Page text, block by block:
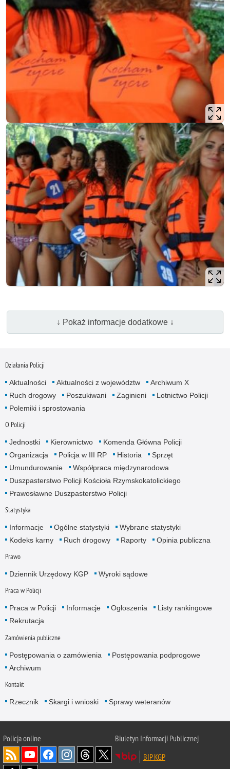
↓ Pokaż informacje dodatkowe ↓
Działania Policji
Aktualności Aktualności z województw
Archiwum X
Ruch drogowy
Poszukiwani Zaginieni
Lotnictwo Policji
Polemiki i sprostowania
O Policji
Jednostki Kierownictwo
Komenda Główna Policji
Organizacja
Policja w III RP Historia
Sprzęt
Umundurowanie
Współpraca międzynarodowa
Duszpasterstwo Policji Kościoła Rzymskokatolickiego
Prawosławne Duszpasterstwo Policji
Statystyka
Informacje Ogólne statystyki
Wybrane statystyki
Kodeks karny
Ruch drogowy Raporty Opinia publiczna
Prawo
Dziennik Urzędowy KGP Wyroki sądowe
Praca w Policji
Praca w Policji Informacje Ogłoszenia
Listy rankingowe
Rekrutacja
Zamówienia publiczne
Postępowania o zamówienia
Postępowania podprogowe
Archiwum
Kontakt
Rzecznik Skargi i wnioski Sprawy weteranów
Policjaonline
Biuletyn Informacji Publicznej
BIP KGP